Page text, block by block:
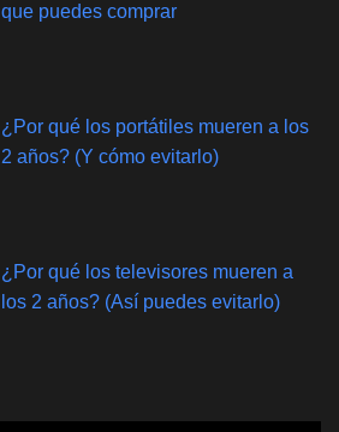
que puedes comprar
¿Por qué los portátiles mueren a los
2 años? (Y cómo evitarlo)
¿Por qué los televisores mueren a
los 2 años? (Así puedes evitarlo)